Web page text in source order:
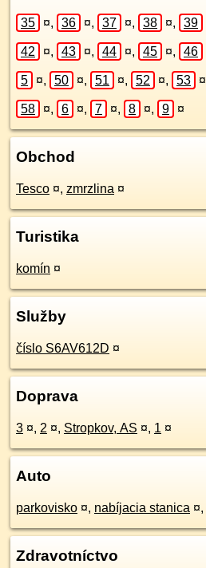
35 ¤, 36 ¤, 37 ¤, 38 ¤, 39
42 ¤, 43 ¤, 44 ¤, 45 ¤, 46
5 ¤, 50 ¤, 51 ¤, 52 ¤, 53 ¤
58 ¤, 6 ¤, 7 ¤, 8 ¤, 9 ¤
Obchod
Tesco ¤, zmrzlina ¤
Turistika
komín ¤
Služby
číslo S6AV612D ¤
Doprava
3 ¤, 2 ¤, Stropkov, AS ¤, 1 ¤
Auto
parkovisko ¤, nabíjacia stanica ¤,
Zdravotníctvo